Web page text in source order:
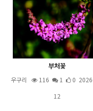
부처꽃
우구리 116 1
0
12